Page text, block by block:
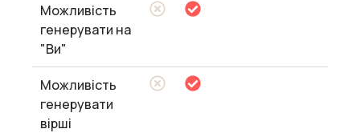
Можливість
генерувати на
"Ви"
Можливість
генерувати
вірші